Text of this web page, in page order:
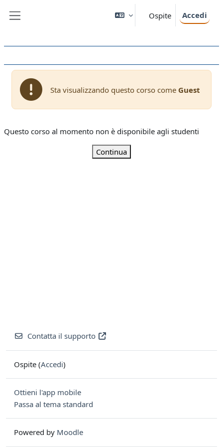
Ospite Accedi
Sta visualizzando questo corso come Guest
Questo corso al momento non è disponibile agli studenti
Continua
Contatta il supporto
Ospite (Accedi)
Ottieni l'app mobile
Passa al tema standard
Powered by Moodle